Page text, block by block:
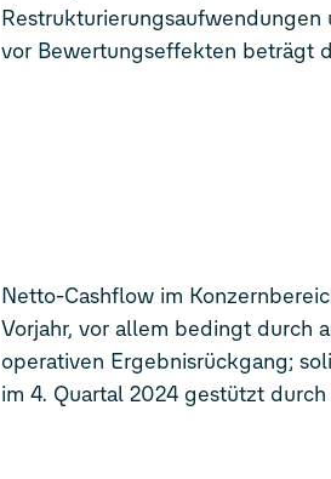
vor Bewertungseffekten beträgt
Netto-Cashflow im
Vorjahr, vor allem bedingt durch
operativen Ergebnisrückgang;
im 4. Quartal 2024 gestützt